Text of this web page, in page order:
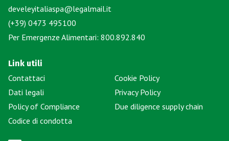
develeyitaliaspa@legalmail.it
(+39) 0473 495100
Per Emergenze Alimentari: 800.892.840
Link utili
Contattaci
Dati legali
Policy of Compliance
Codice di condotta
Cookie Policy
Privacy Policy
Due diligence supply chain